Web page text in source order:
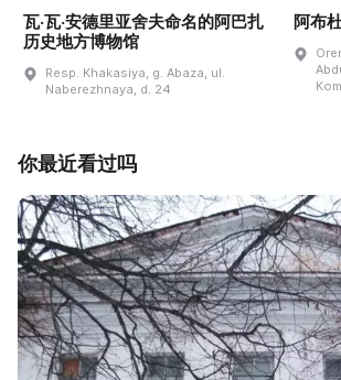
瓦·瓦·安德里亚舍夫命名的阿巴扎
历史地方博物馆
Resp. Khakasiya, g. Abaza, ul.
Naberezhnaya, d. 24
阿布
你最近看过吗